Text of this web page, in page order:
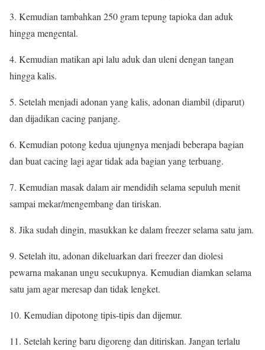
3. Kemudian tambahkan 250 gram tepung tapioka dan aduk
hingga mengental.
4. Kemudian matikan api lalu aduk dan uleni dengan tangan
hingga kalis.
5. Setelah menjadi adonan yang kalis, adonan diambil (diparut)
dan dijadikan cacing panjang.
6. Kemudian potong kedua ujungnya menjadi beberapa bagian
dan buat cacing lagi agar tidak ada bagian yang terbuang.
7. Kemudian masak dalam air mendidih selama sepuluh menit
sampai mekar/mengembang dan tiriskan.
8. Jika sudah dingin, masukkan ke dalam freezer selama satu jam.
9. Setelah itu, adonan dikeluarkan dari freezer dan diolesi
pewarna makanan ungu secukupnya. Kemudian diamkan selama
satu jam agar meresap dan tidak lengket.
10. Kemudian dipotong tipis-tipis dan dijemur.
11. Setelah kering baru digoreng dan ditiriskan. Jangan terlalu